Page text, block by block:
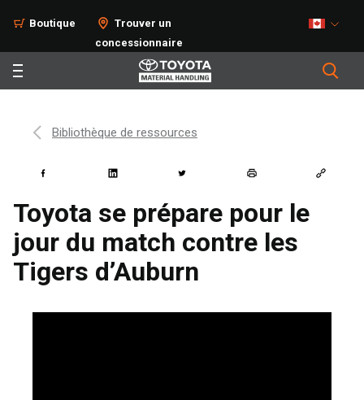
Boutique
Trouver un
concessionnaire
Bibliothèque de ressources
Toyota se prépare pour le
jour du match contre les
Tigers d’Auburn